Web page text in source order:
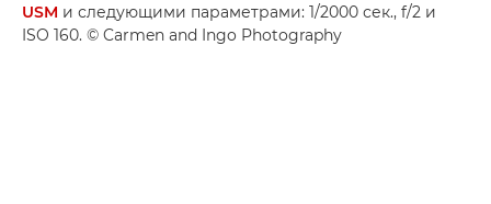
USM и следующими параметрами: 1/2000 сек., f/2 и
ISO 160. © Carmen and Ingo Photography